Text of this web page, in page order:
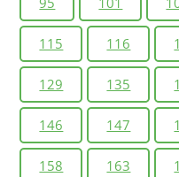
115 116
129 135
146 147
158 163